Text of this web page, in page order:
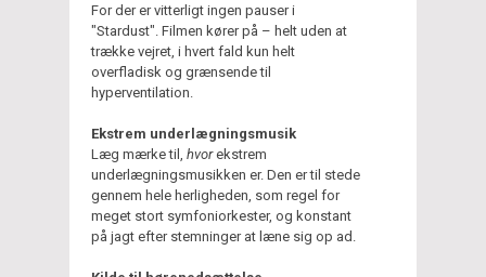
For der er vitterligt ingen pauser i
"Stardust". Filmen kører på – helt uden at
trække vejret, i hvert fald kun helt
overfladisk og grænsende til
hyperventilation.
Ekstrem underlægningsmusik
Læg mærke til, hvorekstrem
underlægningsmusikken er. Den er til stede
gennem hele herligheden, som regel for
meget stort symfoniorkester, og konstant
på jagt efter stemninger at læne sig op ad.